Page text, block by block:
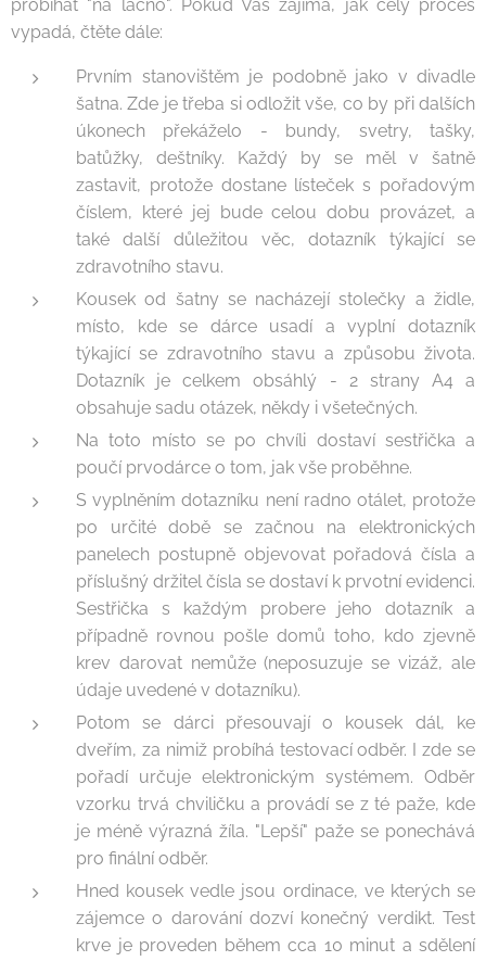
probíhat "na lačno". Pokud Vás zajímá, jak celý proces
vypadá, čtěte dále:
Prvním stanovištěm je podobně jako v divadle
šatna. Zde je třeba si odložit vše, co by při dalších
úkonech překáželo - bundy, svetry, tašky,
batůžky, deštníky. Každý by se měl v šatně
zastavit, protože dostane lísteček s pořadovým
číslem, které jej bude celou dobu provázet, a
také další důležitou věc, dotazník týkající se
zdravotního stavu.
Kousek od šatny se nacházejí stolečky a židle,
místo, kde se dárce usadí a vyplní dotazník
týkající se zdravotního stavu a způsobu života.
Dotazník je celkem obsáhlý - 2 strany A4 a
obsahuje sadu otázek, někdy i všetečných.
Na toto místo se po chvíli dostaví sestřička a
poučí prvodárce o tom, jak vše proběhne.
S vyplněním dotazníku není radno otálet, protože
po určité době se začnou na elektronických
panelech postupně objevovat pořadová čísla a
příslušný držitel čísla se dostaví k prvotní evidenci.
Sestřička s každým probere jeho dotazník a
případně rovnou pošle domů toho, kdo zjevně
krev darovat nemůže (neposuzuje se vizáž, ale
údaje uvedené v dotazníku).
Potom se dárci přesouvají o kousek dál, ke
dveřím, za nimiž probíhá testovací odběr. I zde se
pořadí určuje elektronickým systémem. Odběr
vzorku trvá chviličku a provádí se z té paže, kde
je méně výrazná žíla. "Lepší" paže se ponechává
pro finální odběr.
Hned kousek vedle jsou ordinace, ve kterých se
zájemce o darování dozví konečný verdikt. Test
krve je proveden během cca 10 minut a sdělení